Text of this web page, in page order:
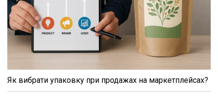
Як вибрати упаковку при продажах на маркетплейсах?